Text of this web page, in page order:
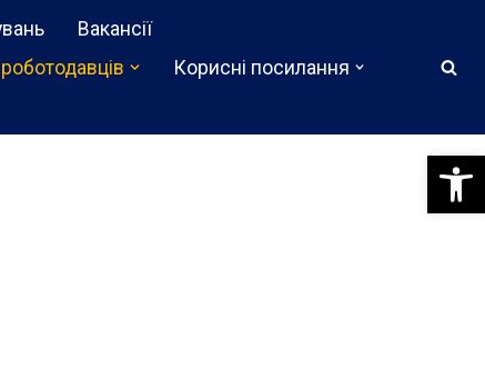
Вакансії
Корисні посилання